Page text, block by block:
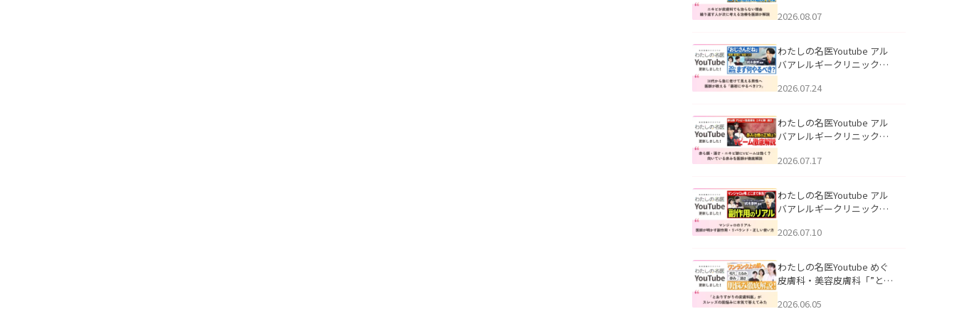
らない理由｜繰り返す人が
説」を公開いたしました。
2026.08.07
わたしの名医Youtube アル
バアレルギークリニック札
える男性へ｜医師が教える
公開いたしました。
2026.07.24
わたしの名医Youtube アル
バアレルギークリニック札
跡にVビームは効く？向いて
説」を公開いたしました。
2026.07.17
わたしの名医Youtube アル
バアレルギークリニック札
医師が明かす副作用・リバ
公開いたしました。
2026.07.10
わたしの名医Youtube めぐ
皮膚科・美容皮膚科「”とお
2026.06.05